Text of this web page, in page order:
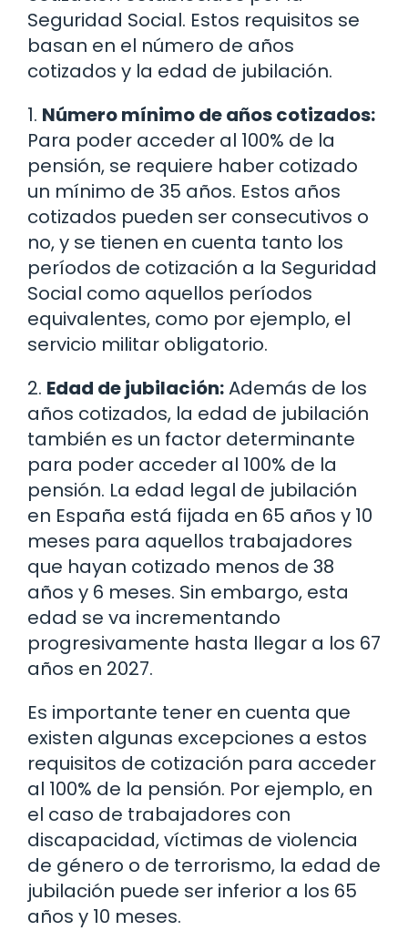
Seguridad Social. Estos requisitos se
basan en el número de años
cotizados y la edad de jubilación.
1. Número mínimo de años cotizados:
Para poder acceder al 100% de la
pensión, se requiere haber cotizado
un mínimo de 35 años. Estos años
cotizados pueden ser consecutivos o
no, y se tienen en cuenta tanto los
períodos de cotización a la Seguridad
Social como aquellos períodos
equivalentes, como por ejemplo, el
servicio militar obligatorio.
2. Edad de jubilación:Además de los
años cotizados, la edad de jubilación
también es un factor determinante
para poder acceder al 100% de la
pensión. La edad legal de jubilación
en España está fijada en 65 años y 10
meses para aquellos trabajadores
que hayan cotizado menos de 38
años y 6 meses. Sin embargo, esta
edad se va incrementando
progresivamente hasta llegar a los 67
años en 2027.
Es importante tener en cuenta que
existen algunas excepciones a estos
requisitos de cotización para acceder
al 100% de la pensión. Por ejemplo, en
el caso de trabajadores con
discapacidad, víctimas de violencia
de género o de terrorismo, la edad de
jubilación puede ser inferior a los 65
años y 10 meses.